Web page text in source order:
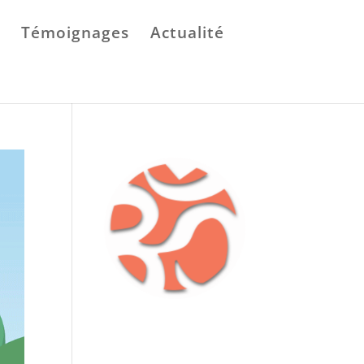
Témoignages Actualité